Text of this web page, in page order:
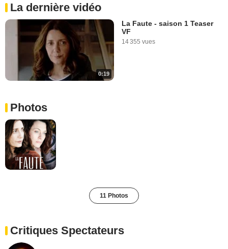
La dernière vidéo
0:19
La Faute - saison 1 Teaser
VF
14 355 vues
Photos
11 Photos
Critiques Spectateurs